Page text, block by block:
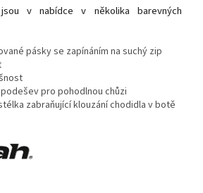
v nabídce v několika barevných
pásky se zapínáním na suchý zip
pro pohodlnou chůzi
zabraňující klouzání chodidla v botě